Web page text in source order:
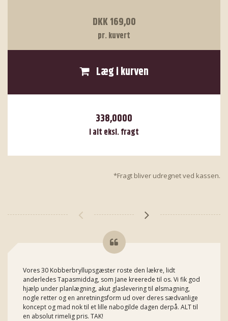
DKK 169,00
pr. kuvert
Læg i kurven
338,0000
i alt eksl. fragt
*Fragt bliver udregnet ved kassen.
Vores 30 Kobberbryllupsgæster roste den lækre, lidt
anderledes Tapasmiddag, som Jane kreerede til os. Vi fik god
hjælp under planlægning, akut glaslevering til ølsmagning,
nogle retter og en anretningsform ud over deres sædvanlige
koncept og mad nok til et lille nabogilde dagen derpå. ALT til
en absolut rimelig pris. TAK!